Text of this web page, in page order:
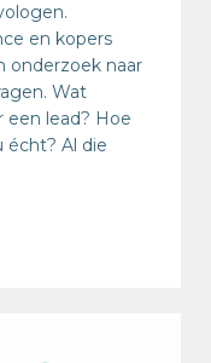
en kopers
onderzoek naar
Wat
een lead? Hoe
écht? Al die